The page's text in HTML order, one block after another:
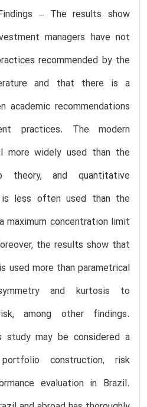
– The results show
managers have not
recommended by the
and that there is a
academic recommendations
practices. The modern
widely used than the
theory, and quantitative
less often used than the
maximum concentration limit
the results show that
used more than parametrical
and kurtosis to
among other findings.
study may be considered a
construction, risk
evaluation in Brazil.